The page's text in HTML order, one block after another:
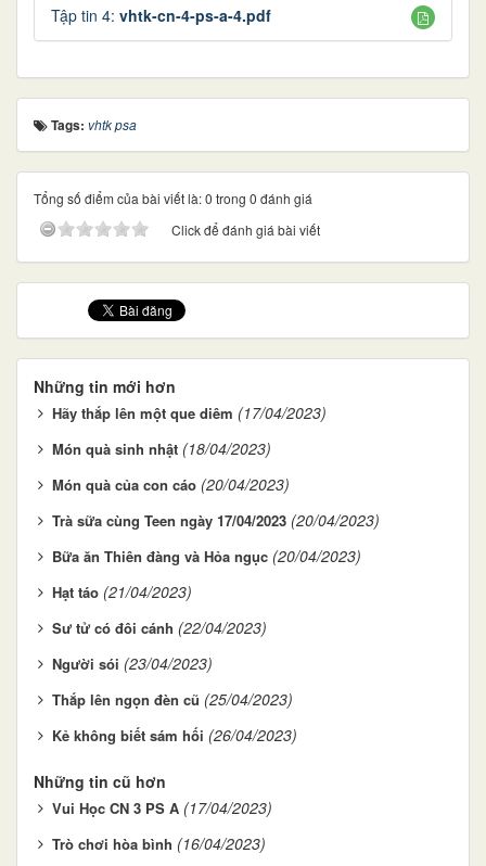
Tập tin 4: vhtk-cn-4-ps-a-4.pdf
Tags: vhtk psa
Tổng số điểm của bài viết là: 0 trong 0 đánh giá
Click để đánh giá bài viết
Những tin mới hơn
Hãy thắp lên một que diêm (17/04/2023)
Món quà sinh nhật (18/04/2023)
Món quà của con cáo (20/04/2023)
Trà sữa cùng Teen ngày 17/04/2023 (20/04/2023)
Bữa ăn Thiên đàng và Hỏa ngục (20/04/2023)
Hạt táo (21/04/2023)
Sư tử có đôi cánh (22/04/2023)
Người sói (23/04/2023)
Thắp lên ngọn đèn cũ (25/04/2023)
Kẻ không biết sám hối (26/04/2023)
Những tin cũ hơn
Vui Học CN 3 PS A (17/04/2023)
Trò chơi hòa bình (16/04/2023)